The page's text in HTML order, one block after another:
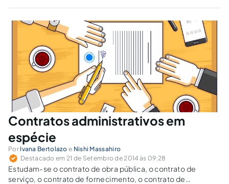
adoção de pregão para serviços de limpeza
pública, reformas de prédios, sinalização
viária, ampliação de subestação de energia
elétrica com fornecimento de material,
serviços de engenharia para apoio à gestão
ambiental e até verdadeiras obras.
Contratos administrativos em
espécie
Por Ivana Bertolazo e Nishi Massahiro
Destacado em 21 de Setembro de 2014 às 09:28
Estudam-se o contrato de obra pública, o contrato de
serviço, o contrato de fornecimento, o contrato de